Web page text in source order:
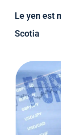
Le yen est
Scotia